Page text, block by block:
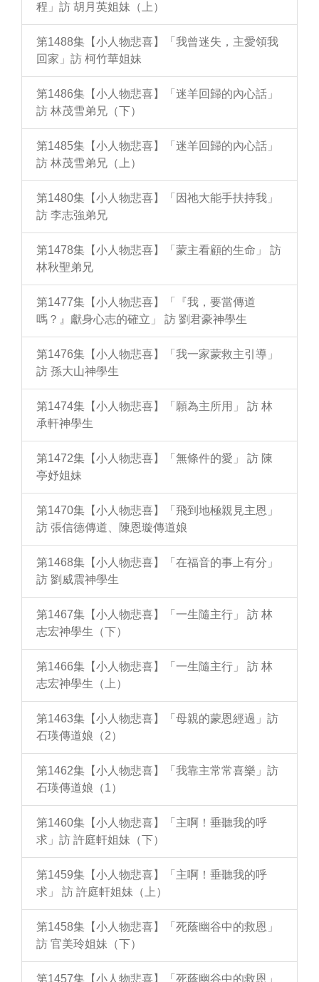
程」訪 胡月英姐妹（上）
第1488集【小人物悲喜】「我曾迷失，主愛領我
回家」訪 柯竹華姐妹
第1486集【小人物悲喜】「迷羊回歸的內心話」
訪 林茂雪弟兄（下）
第1485集【小人物悲喜】「迷羊回歸的內心話」
訪 林茂雪弟兄（上）
第1480集【小人物悲喜】「因祂大能手扶持我」
訪 李志強弟兄
第1478集【小人物悲喜】「蒙主看顧的生命」 訪
林秋聖弟兄
第1477集【小人物悲喜】「『我，要當傳道
嗎？』獻身心志的確立」 訪 劉君豪神學生
第1476集【小人物悲喜】「我一家蒙救主引導」
訪 孫大山神學生
第1474集【小人物悲喜】「願為主所用」 訪 林
承軒神學生
第1472集【小人物悲喜】「無條件的愛」 訪 陳
亭妤姐妹
第1470集【小人物悲喜】「飛到地極親見主恩」
訪 張信德傳道、陳恩璇傳道娘
第1468集【小人物悲喜】「在福音的事上有分」
訪 劉威震神學生
第1467集【小人物悲喜】「一生隨主行」 訪 林
志宏神學生（下）
第1466集【小人物悲喜】「一生隨主行」 訪 林
志宏神學生（上）
第1463集【小人物悲喜】「母親的蒙恩經過」訪
石瑛傳道娘（2）
第1462集【小人物悲喜】「我靠主常常喜樂」訪
石瑛傳道娘（1）
第1460集【小人物悲喜】「主啊！垂聽我的呼
求」訪 許庭軒姐妹（下）
第1459集【小人物悲喜】「主啊！垂聽我的呼
求」 訪 許庭軒姐妹（上）
第1458集【小人物悲喜】「死蔭幽谷中的救恩」
訪 官美玲姐妹（下）
第1457集【小人物悲喜】「死蔭幽谷中的救恩」